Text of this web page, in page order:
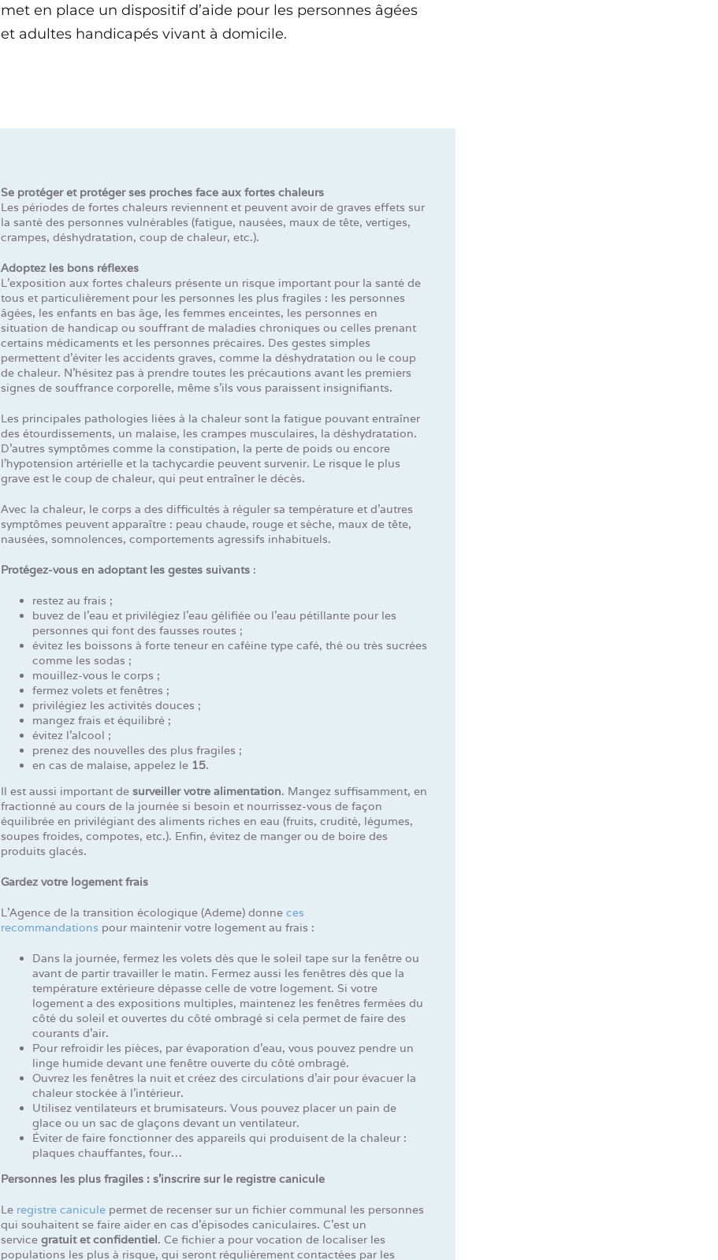
met en place un dispositif d’aide pour les personnes âgées
et adultes handicapés vivant à domicile.
Se protéger et protéger ses proches face aux fortes chaleurs
Les périodes de fortes chaleurs reviennent et peuvent avoir de graves effets sur
la santé des personnes vulnérables (fatigue, nausées, maux de tête, vertiges,
crampes, déshydratation, coup de chaleur, etc.).
Adoptez les bons réflexes
L’exposition aux fortes chaleurs présente un risque important pour la santé de
tous et particulièrement pour les personnes les plus fragiles : les personnes
âgées, les enfants en bas âge, les femmes enceintes, les personnes en
situation de handicap ou souffrant de maladies chroniques ou celles prenant
certains médicaments et les personnes précaires. Des gestes simples
permettent d’éviter les accidents graves, comme la déshydratation ou le coup
de chaleur. N’hésitez pas à prendre toutes les précautions avant les premiers
signes de souffrance corporelle, même s’ils vous paraissent insignifiants.
Les principales pathologies liées à la chaleur sont la fatigue pouvant entraîner
des étourdissements, un malaise, les crampes musculaires, la déshydratation.
D’autres symptômes comme la constipation, la perte de poids ou encore
l’hypotension artérielle et la tachycardie peuvent survenir. Le risque le plus
grave est le coup de chaleur, qui peut entraîner le décès.
Avec la chaleur, le corps a des difficultés à réguler sa température et d’autres
symptômes peuvent apparaître : peau chaude, rouge et sèche, maux de tête,
nausées, somnolences, comportements agressifs inhabituels.
Protégez-vous en adoptant les gestes suivants:
restez au frais ;
buvez de l’eau et privilégiez l’eau gélifiée ou l’eau pétillante pour les
personnes qui font des fausses routes ;
évitez les boissons à forte teneur en caféine type café, thé ou très sucrées
comme les sodas ;
mouillez-vous le corps ;
fermez volets et fenêtres ;
privilégiez les activités douces ;
mangez frais et équilibré ;
évitez l’alcool ;
prenez des nouvelles des plus fragiles ;
en cas de malaise, appelez le 15.
Il est aussi important de surveiller votre alimentation. Mangez suffisamment, en
fractionné au cours de la journée si besoin et nourrissez-vous de façon
équilibrée en privilégiant des aliments riches en eau (fruits, crudité, légumes,
soupes froides, compotes, etc.). Enfin, évitez de manger ou de boire des
produits glacés.
Gardez votre logement frais
L’Agence de la transition écologique (Ademe) donne ces
recommandations pour maintenir votre logement au frais :
Dans la journée, fermez les volets dès que le soleil tape sur la fenêtre ou
avant de partir travailler le matin. Fermez aussi les fenêtres dès que la
température extérieure dépasse celle de votre logement. Si votre
logement a des expositions multiples, maintenez les fenêtres fermées du
côté du soleil et ouvertes du côté ombragé si cela permet de faire des
courants d’air.
Pour refroidir les pièces, par évaporation d’eau, vous pouvez pendre un
linge humide devant une fenêtre ouverte du côté ombragé.
Ouvrez les fenêtres la nuit et créez des circulations d’air pour évacuer la
chaleur stockée à l’intérieur.
Utilisez ventilateurs et brumisateurs. Vous pouvez placer un pain de
glace ou un sac de glaçons devant un ventilateur.
Éviter de faire fonctionner des appareils qui produisent de la chaleur :
plaques chauffantes, four…
Personnes les plus fragiles : s’inscrire sur le registre canicule
Le registre caniculepermet de recenser sur un fichier communal les personnes
qui souhaitent se faire aider en cas d’épisodes caniculaires. C’est un
service gratuit et confidentiel. Ce fichier a pour vocation de localiser les
populations les plus à risque, qui seront régulièrement contactées par les